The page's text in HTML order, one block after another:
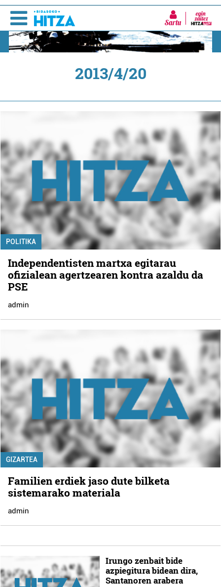
Sartu
2013/4/20
POLITIKA
Independentisten martxa egitarau
ofizialean agertzearen kontra azaldu da
PSE
admin
GIZARTEA
Familien erdiek jaso dute bilketa
sistemarako materiala
admin
Irungo zenbait bide
azpiegitura bidean dira,
Santanoren arabera